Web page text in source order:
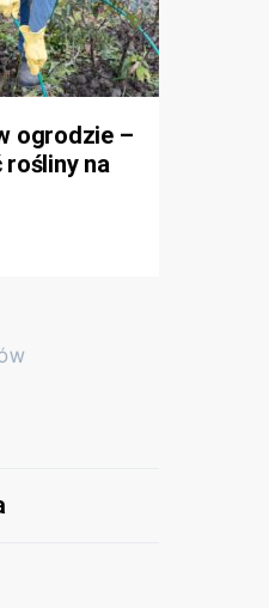
ogrodzie –
na